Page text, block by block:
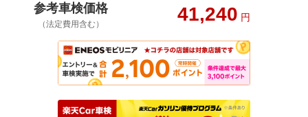
参考車検価格
（法定費用含む） 41,240 円